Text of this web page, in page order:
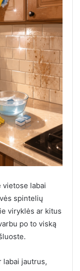
vietose labai
spintelių
viryklės ar kitus
po to viską
labai jautrus,